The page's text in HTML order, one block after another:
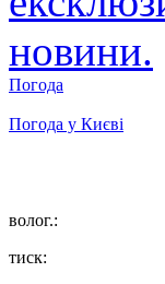
Погода
Погода у Києві
волог.:
тиск: